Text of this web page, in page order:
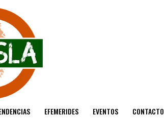
EFEMERIDES EVENTOS CONTACTO